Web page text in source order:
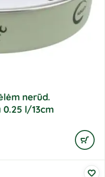
nerūd.
l/13cm